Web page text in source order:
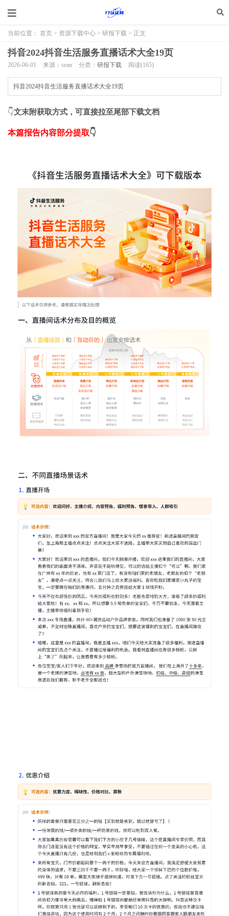
当前位置： 首页 > 资源下载中心 > 研报下载 > 正文
抖音2024抖音生活服务直播话术大全19页
2026-06-01 来源：sean 分类： 研报下载 阅读(165)
抖音2024抖音生活服务直播话术大全19页
👇文末附获取方式，可直接拉至尾部下载文档
本篇报告内容部分提取👇